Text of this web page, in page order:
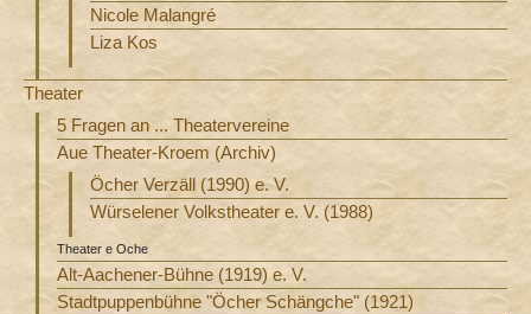
Nicole Malangré
Liza Kos
Theater
5 Fragen an ... Theatervereine
Aue Theater-Kroem (Archiv)
Öcher Verzäll (1990) e. V.
Würselener Volkstheater e. V. (1988)
Theater e Oche
Alt-Aachener-Bühne (1919) e. V.
Stadtpuppenbühne "Öcher Schängche" (1921)